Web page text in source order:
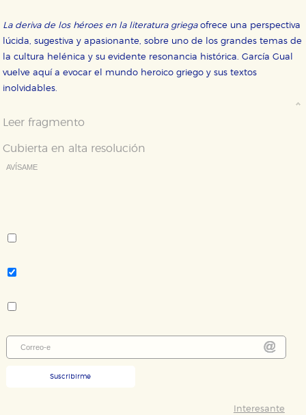
La deriva de los héroes en la literatura griegaofrece una perspectiva
lúcida, sugestiva y apasionante, sobre uno de los grandes temas de
la cultura helénica y su evidente resonancia histórica. García Gual
vuelve aquí a evocar el mundo heroico griego y sus textos
inolvidables.
Leer fragmento
Cubierta en alta resolución
AVÍSAME
Suscribirme
Interesante
vez que nos visita. La información es agregada y, por lo
Cookies de publicidad y redes sociales
Estas cookies son gestionadas por nuestros socios
publicitarios y se utilizan para mostrar publicidad
relevante para sus intereses en otros sitios. No
navegador y dispositivo de internet.